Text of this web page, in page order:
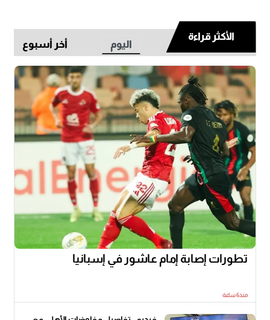
الأكثر قراءة
اليوم أخر أسبوع
تطورات إصابة إمام عاشور في إسبانيا
منذ6 ساعة